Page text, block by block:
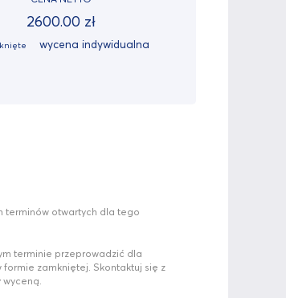
2600.00 zł
wycena indywidualna
terminów otwartych dla tego
terminie przeprowadzić dla
zamkniętej. Skontaktuj się z
wyceną.